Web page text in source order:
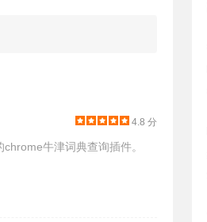
由地按照个人喜好编辑翻
和text (.txt)文件。更
品和平台中。 你可以将
快速翻译其国际服务查4.8 分
牛津词典查询插件。